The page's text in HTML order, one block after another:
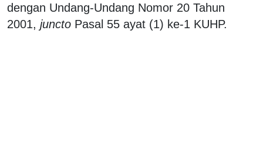
dengan Undang-Undang Nomor 20 Tahun
2001, juncto Pasal 55 ayat (1) ke-1 KUHP.